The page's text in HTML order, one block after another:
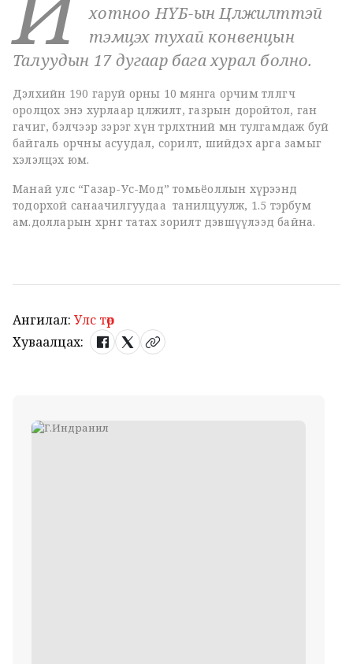
хотноо НҮБ-ын Цөлжилттэй
тэмцэх тухай конвенцын
Талуудын 17 дугаар бага хурал болно.
Дэлхийн 190 гаруй орны 10 мянга орчим төлөөлөгч
оролцох энэ хурлаар цөлжилт, газрын доройтол, ган
гачиг, бэлчээр зэрэг хүн төрөлхтний өмнө тулгамдаж буй
байгаль орчны асуудал, сорилт, шийдэх арга замыг
хэлэлцэх юм.
Манай улс “Газар-Ус-Мод” томьёоллын хүрээнд
тодорхой санаачилгуудаа танилцуулж, 1.5 тэрбум
ам.долларын хөрөнгө татах зорилт дэвшүүлээд байна.
Ангилал: Улс төр
Хуваалцах: